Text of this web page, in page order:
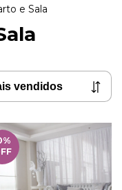
e Sala
%